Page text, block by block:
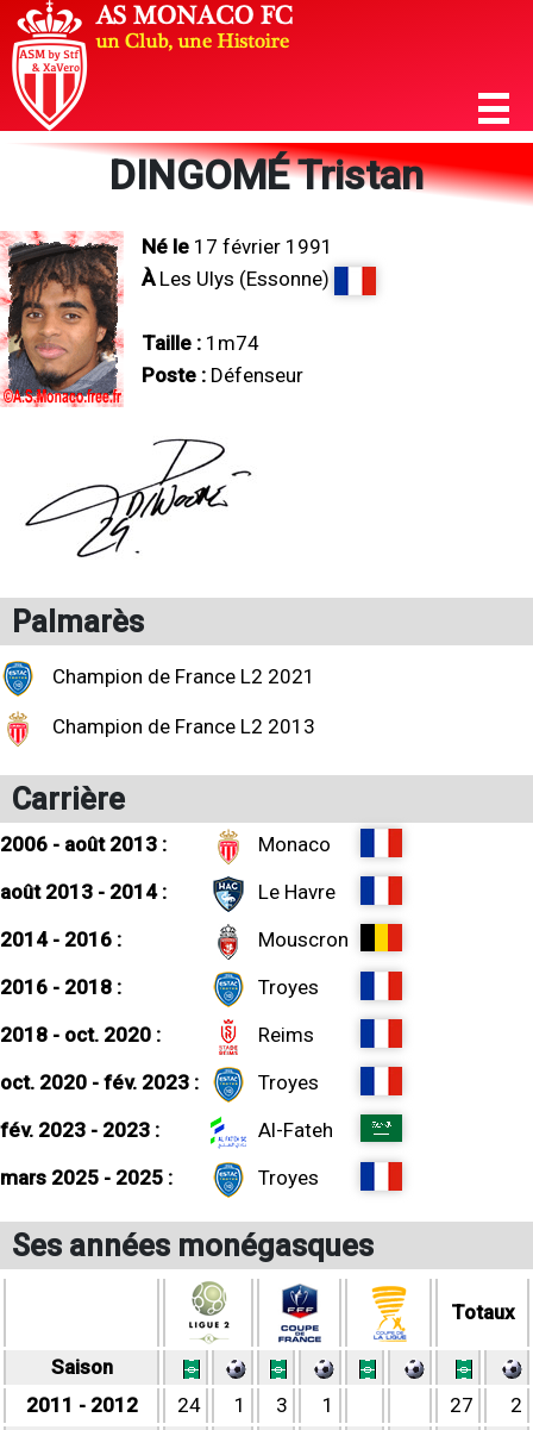
DINGOMÉ Tristan
Né le 17 février 1991
ÀLes Ulys (Essonne)
Taille : 1m74
Poste : Défenseur
Palmarès
Champion de France L2 2021
Champion de France L2 2013
Carrière
2006 - août 2013 :
Monaco
août 2013 - 2014 :
Le Havre
2014 - 2016 :
Mouscron
2016 - 2018 :
Troyes
2018 - oct. 2020 :
Reims
oct. 2020 - fév. 2023 :
Troyes
fév. 2023 - 2023 :
Al-Fateh
mars 2025 - 2025 :
Troyes
Ses années monégasques
Totaux
Saison
2011 - 2012
24 1 3 1 27
2